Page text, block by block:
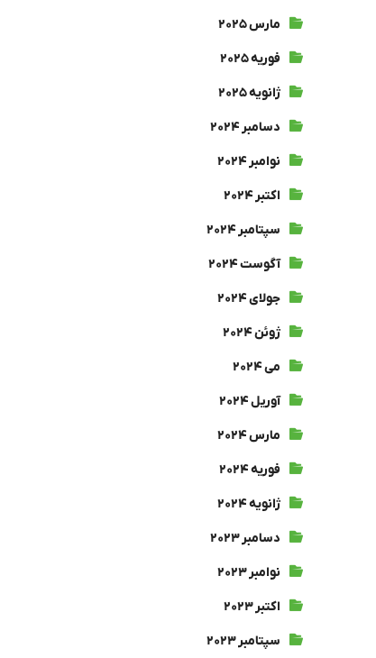
مارس ۲۰۲۵
فوریه ۲۰۲۵
ژانویه ۲۰۲۵
دسامبر ۲۰۲۴
نوامبر ۲۰۲۴
اکتبر ۲۰۲۴
سپتامبر ۲۰۲۴
آگوست ۲۰۲۴
جولای ۲۰۲۴
ژوئن ۲۰۲۴
می ۲۰۲۴
آوریل ۲۰۲۴
مارس ۲۰۲۴
فوریه ۲۰۲۴
ژانویه ۲۰۲۴
دسامبر ۲۰۲۳
نوامبر ۲۰۲۳
اکتبر ۲۰۲۳
سپتامبر ۲۰۲۳